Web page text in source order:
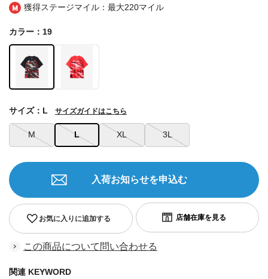
獲得ステージマイル：最大220マイル
カラー：19
M L XL 3L
サイズ：L サイズガイドはこちら
お気に入りに追加する
入荷お知らせを申込む
この商品について問い合わせる
関連 KEYWORD